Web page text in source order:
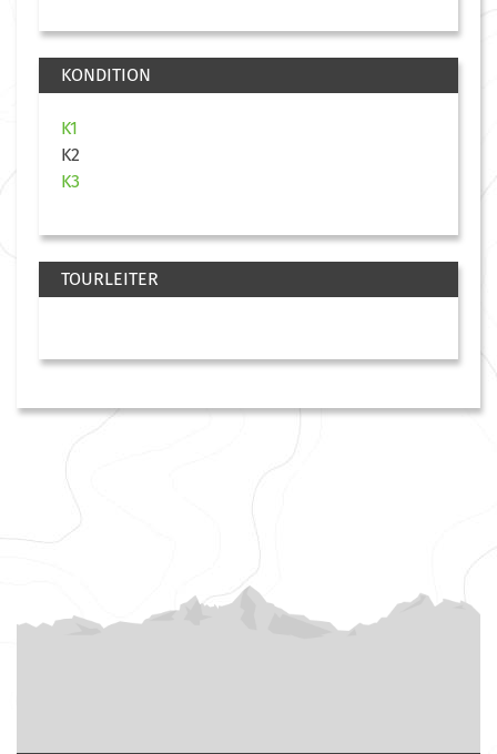
KONDITION
K1
K2
K3
TOURLEITER